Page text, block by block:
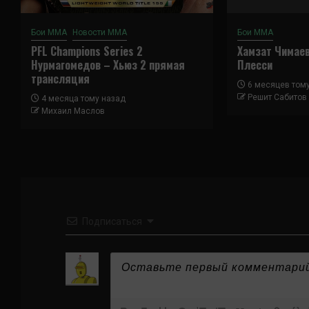
Бои ММА Новости ММА
PFL Champions Series 2
Нурмагомедов – Хьюз 2 прямая
трансляция
4 месяца тому назад
Михаил Маслов
Бои ММА
Хамзат
Плесси
6 месяцев
Решит Сабитов